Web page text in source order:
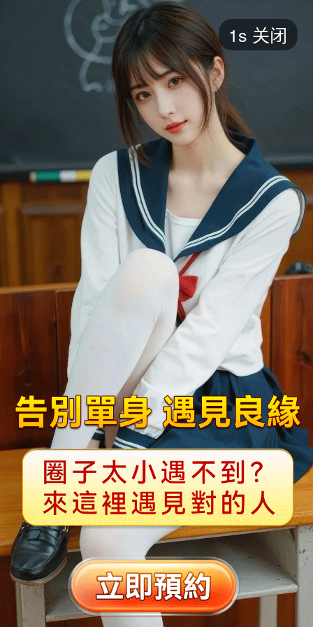
短剧
最热 添加 评分
都市 甜宠 逆袭 玄幻
2025 2024 2023 2022
全部 大陆 香港 台湾 美国 韩国 日本
1s 关闭